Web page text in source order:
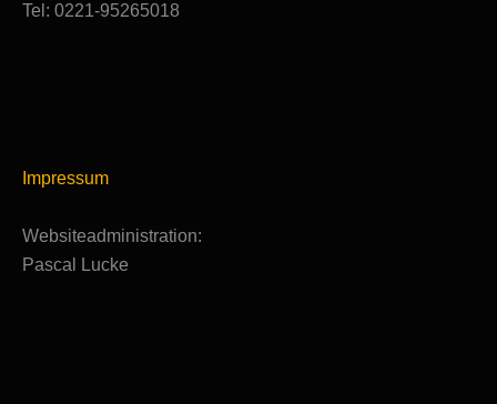
Tel: 0221-95265018
Impressum
Websiteadministration:
Pascal Lucke